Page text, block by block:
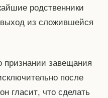
родственники
из сложившейся
завещания
после
гласит, что сделать